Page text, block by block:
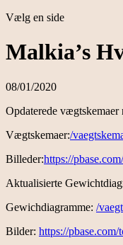
Vælg en side
Malkia’s
08/01/2020
Opdaterede
Vægtskemaer:/
Billeder:https://
Aktualisierte
Gewichdiagramme: /
Bilder: https://